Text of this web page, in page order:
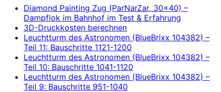
Diamond Painting Zug (ParNarZar, 30×40) –
Dampflok im Bahnhof im Test & Erfahrung
3D-Druckkosten berechnen
Leuchtturm des Astronomen (BlueBrixx 104382) –
Teil 11: Bauschritte 1121-1200
Leuchtturm des Astronomen (BlueBrixx 104382) –
Teil 10: Bauschritte 1041-1120
Leuchtturm des Astronomen (BlueBrixx 104382) –
Teil 9: Bauschritte 951-1040